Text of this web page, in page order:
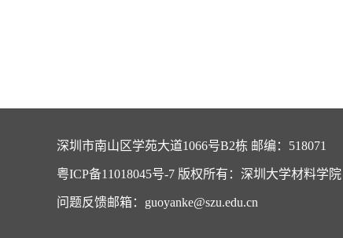
深圳市南山区学苑大道1066号B2栋 邮编：518071
粤ICP备11018045号-7 版权所有：深圳大学材料学院
问题反馈邮箱：guoyanke@szu.edu.cn